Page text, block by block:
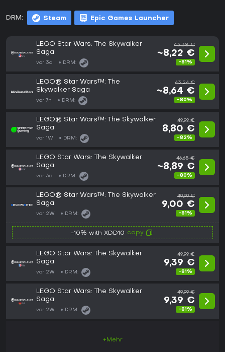
DRM: Steam Epic Games Launcher
LEGO Star Wars: The Skywalker
Saga
vor 3d DRM:
43,38 €
~8,22 €
-81%
LEGO® Star Wars™: The
Skywalker Saga
vor 7h DRM:
43,24 €
~8,64 €
-80%
LEGO® Star Wars™: The Skywalker
Saga
vor 1W DRM:
49,99 €
8,80 €
-82%
LEGO Star Wars: The Skywalker
Saga
vor 3d DRM:
46,65 €
~8,89 €
-80%
LEGO® Star Wars™: The Skywalker
Saga
vor 2W DRM:
49,99 €
9,00 €
-81%
-10% with XDD10 copy
LEGO Star Wars: The Skywalker
Saga
vor 2W DRM:
49,99 €
9,39 €
-81%
LEGO Star Wars: The Skywalker
Saga
vor 2W DRM:
49,99 €
9,39 €
-81%
+Mehr